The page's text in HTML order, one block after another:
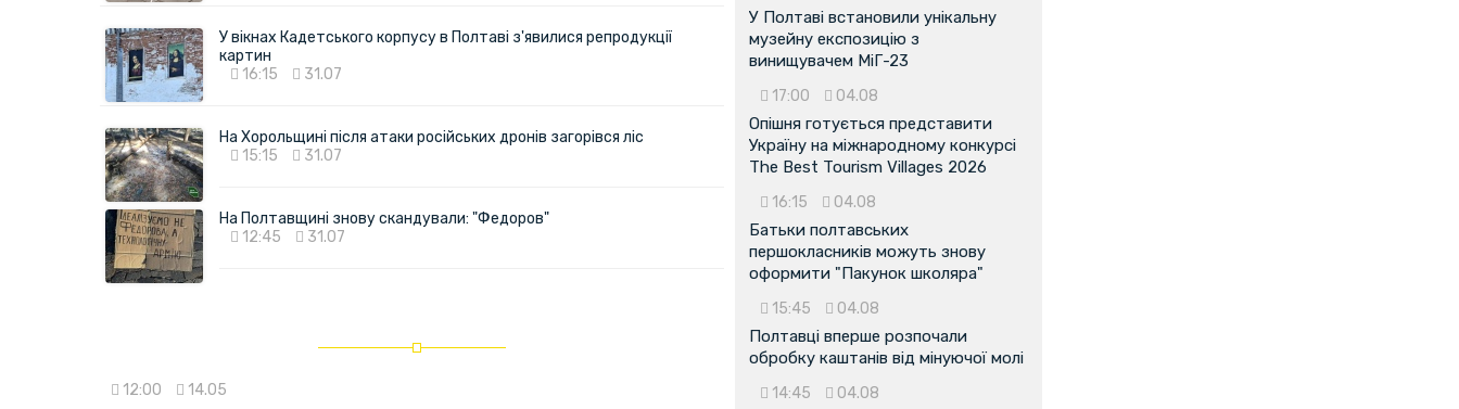
У вікнах Кадетського корпусу в Полтаві з'явилися репродукції
картин
16:15
31.07
На Хорольщині після атаки російських дронів загорівся ліс
15:15
31.07
На Полтавщині знову скандували: "Федоров"
12:45
31.07
12:00 14.05
У Полтаві встановили унікальну
музейну експозицію з
винищувачем МіГ-23
17:00 04.08
Опішня готується представити
Україну на міжнародному конкурсі
The Best Tourism Villages 2026
16:15 04.08
Батьки полтавських
першокласників можуть знову
оформити "Пакунок школяра"
15:45 04.08
Полтавці вперше розпочали
обробку каштанів від мінуючої молі
14:45 04.08